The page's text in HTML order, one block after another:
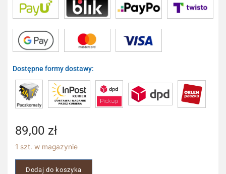
Dostępne formy dostawy:
89,00 zł
1 szt. w magazynie
Dodaj do koszyka